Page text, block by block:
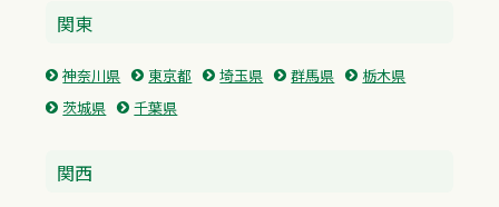
関東
神奈川県 東京都 埼玉県 群馬県
栃木県
茨城県
千葉県
関西